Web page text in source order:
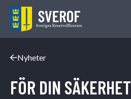
Hoppa till innehåll
Nyheter
FÖR DIN SÄKERHET